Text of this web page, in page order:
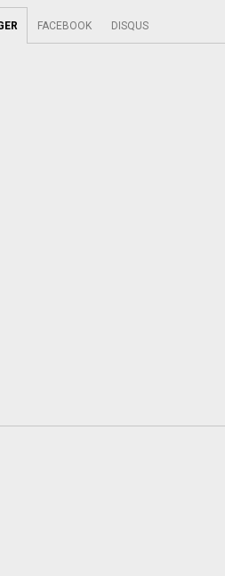
FACEBOOK DISQUS